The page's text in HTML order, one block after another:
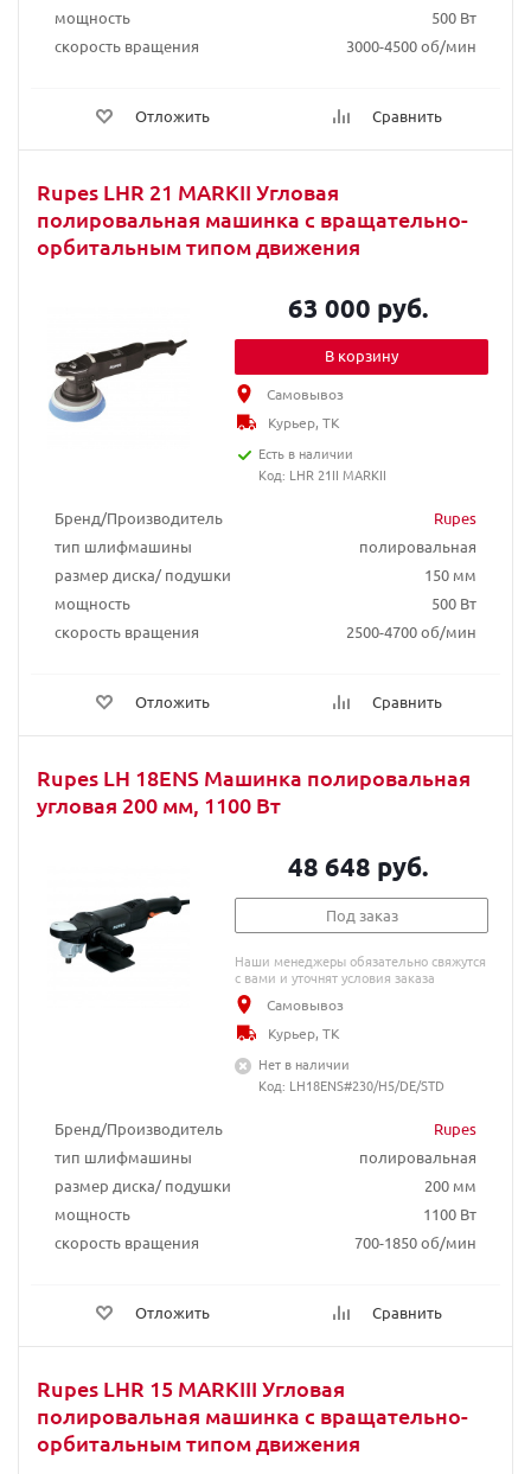
мощность
500 Вт
скорость вращения
3000-4500 об/мин
Отложить Сравнить
Rupes LHR 21 MARKII Угловая
полировальная машинка с вращательно-
орбитальным типом движения
Бренд/Производитель
Rupes
тип шлифмашины
полировальная
размер диска/ подушки
150 мм
мощность
500 Вт
скорость вращения
2500-4700 об/мин
Отложить Сравнить
63 000 руб.
В корзину
Самовывоз
Курьер, ТК
Есть в наличии
Код: LHR 21II MARKII
Rupes LH 18ENS Машинка полировальная
угловая 200 мм, 1100 Вт
Бренд/Производитель
Rupes
тип шлифмашины
полировальная
размер диска/ подушки
200 мм
мощность
1100 Вт
скорость вращения
700-1850 об/мин
Отложить Сравнить
48 648 руб.
Под заказ
Наши менеджеры обязательно свяжутся
с вами и уточнят условия заказа
Самовывоз
Курьер, ТК
Нет в наличии
Код: LH18ENS#230/H5/DE/STD
Rupes LHR 15 MARKIII Угловая
полировальная машинка с вращательно-
орбитальным типом движения